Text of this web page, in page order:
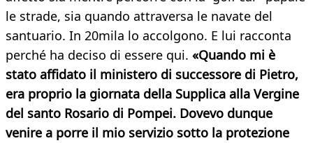
le strade, sia quando attraversa le navate del
santuario. In 20mila lo accolgono. E lui racconta
perché ha deciso di essere qui. «Quando mi è
stato affidato il ministero di successore di Pietro,
era proprio la giornata della Supplica alla Vergine
del santo Rosario di Pompei. Dovevo dunque
venire a porre il mio servizio sotto la protezione